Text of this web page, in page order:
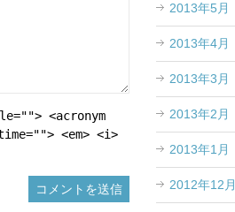
<acronym
<em> <i>
2013年5月
2013年4月
2013年3月
2013年2月
2013年1月
2012年12月